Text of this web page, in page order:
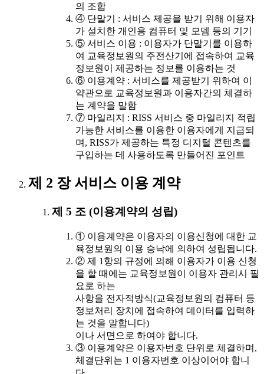
의 조합
④ 단말기 : 서비스 제공을 받기 위해 이용자
가 설치한 개인용 컴퓨터 및 모뎀 등의 기기
⑤ 서비스 이용 : 이용자가 단말기를 이용하
여 교육정보원의 주전산기에 접속하여 교육
정보원이 제공하는 정보를 이용하는 것
⑥ 이용계약 : 서비스를 제공받기 위하여 이
약관으로 교육정보원과 이용자간의 체결하
는 계약을 말함
⑦ 마일리지 : RISS 서비스 중 마일리지 적립
가능한 서비스를 이용한 이용자에게 지급되
며, RISS가 제공하는 특정 디지털 콘텐츠를
구입하는 데 사용하도록 만들어진 포인트
제 2 장 서비스 이용 계약
제 5 조 (이용계약의 성립)
① 이용계약은 이용자의 이용신청에 대한 교
육정보원의 이용 승낙에 의하여 성립됩니다.
② 제 1항의 규정에 의해 이용자가 이용 신청
을 할 때에는 교육정보원이 이용자 관리시 필
요로 하는
사항을 전자적방식(교육정보원의 컴퓨터 등
정보처리 장치에 접속하여 데이터를 입력하
는 것을 말합니다)
이나 서면으로 하여야 합니다.
③ 이용계약은 이용자번호 단위로 체결하며,
체결단위는 1 이용자번호 이상이어야 합니